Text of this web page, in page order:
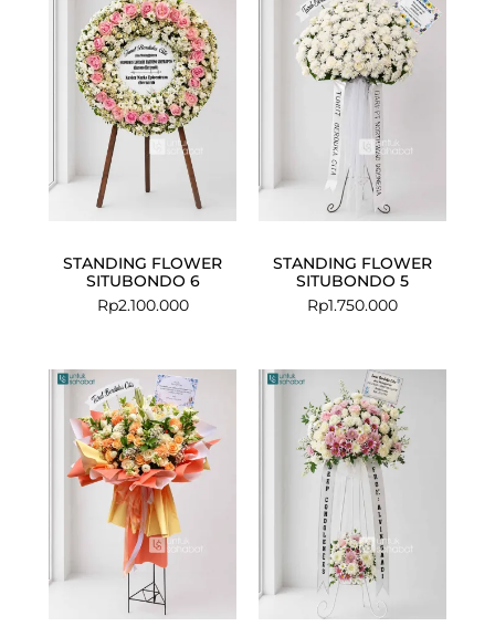
STANDING FLOWER
SITUBONDO 6
Rp2.100.000
STANDING FLOWER
SITUBONDO 5
Rp1.750.000